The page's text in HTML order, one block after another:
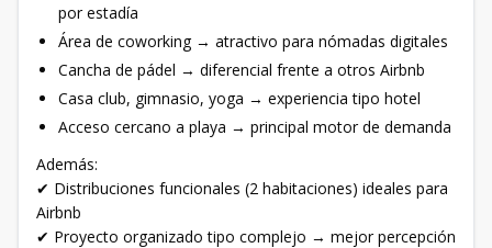
por estadía
Área de coworking → atractivo para nómadas digitales
Cancha de pádel → diferencial frente a otros Airbnb
Casa club, gimnasio, yoga → experiencia tipo hotel
Acceso cercano a playa → principal motor de demanda
Además:
✔ Distribuciones funcionales (2 habitaciones) ideales para
Airbnb
✔ Proyecto organizado tipo complejo → mejor percepción